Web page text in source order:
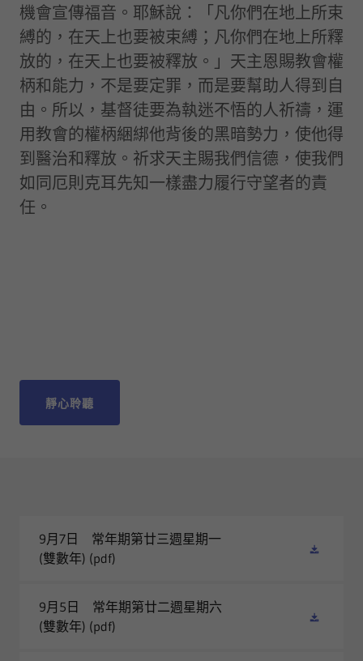
機會宣傳福音。耶穌說：「凡你們在地上所束
縛的，在天上也要被束縛；凡你們在地上所釋
放的，在天上也要被釋放。」天主恩賜教會權
柄和能力，不是要定罪，而是要幫助人得到自
由。所以，基督徒要為執迷不悟的人祈禱，運
用教會的權柄綑綁他背後的黑暗勢力，使他得
到醫治和釋放。祈求天主賜我們信德，使我們
如同厄則克耳先知一樣盡力履行守望者的責
任。
靜心聆聽
9月7日 常年期第廿三週星期一
(雙數年) (pdf)
9月5日 常年期第廿二週星期六
(雙數年) (pdf)